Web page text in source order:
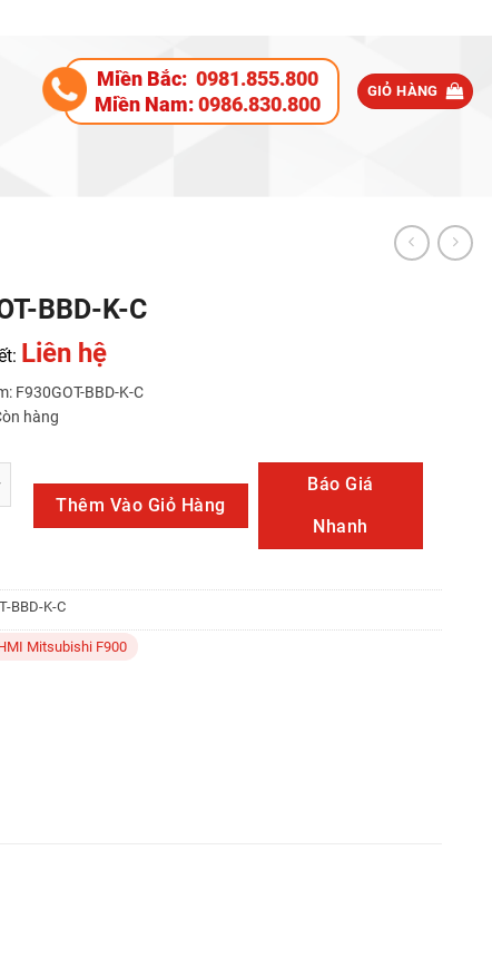
Miền Bắc: 0981.855.800
Miền Nam:0986.830.800
GIỎ HÀNG
BBD-K-C
Liên hệ
F930GOT-BBD-K-C
hàng
K-C số lượng
Thêm Vào Giỏ Hàng
Báo Giá
Nhanh
BBD-K-C
Mitsubishi F900